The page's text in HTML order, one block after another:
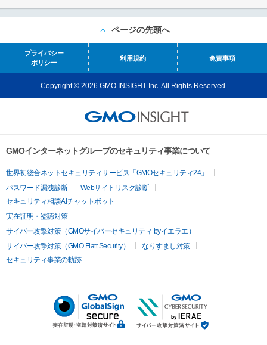
ページの先頭へ
プライバシー
ポリシー
利用規約 免責事項
Copyright © 2026 GMO INSIGHT Inc. All Rights Reserved.
GMOインターネットグループのセキュリティ事業について
世界初総合ネットセキュリティサービス「GMOセキュリティ24」
パスワード漏洩診断
Webサイトリスク診断
セキュリティ相談AIチャットボット
実在証明・盗聴対策
サイバー攻撃対策（GMOサイバーセキュリティ byイエラエ）
サイバー攻撃対策（GMO Flatt Security）
なりすまし対策
セキュリティ事業の軌跡